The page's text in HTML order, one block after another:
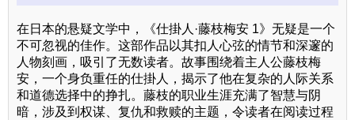
在日本的悬疑文学中，《仕掛人·藤枝梅安 1》无疑是一个
不可忽视的佳作。这部作品以其扣人心弦的情节和深邃的
人物刻画，吸引了无数读者。故事围绕着主人公藤枝梅
安，一个身负重任的仕掛人，揭示了他在复杂的人际关系
和道德选择中的挣扎。藤枝的职业生涯充满了智慧与阴
暗，涉及到权谋、复仇和救赎的主题，令读者在阅读过程